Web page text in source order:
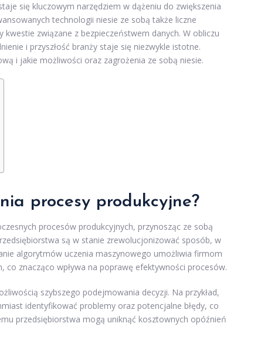
się kluczowym narzędziem w dążeniu do zwiększenia
technologii niesie ze sobą także liczne
związane z bezpieczeństwem danych. W obliczu
i przyszłość branży staje się niezwykle istotne.
i jakie możliwości oraz zagrożenia ze sobą niesie.
procesy produkcyjne?
procesów produkcyjnych, przynosząc ze sobą
są w stanie zrewolucjonizować sposób, w
algorytmów uczenia maszynowego umożliwia firmom
znacząco wpływa na poprawę efektywności procesów.
szybszego podejmowania decyzji. Na przykład,
identyfikować problemy oraz potencjalne błędy, co
przedsiębiorstwa mogą uniknąć kosztownych opóźnień